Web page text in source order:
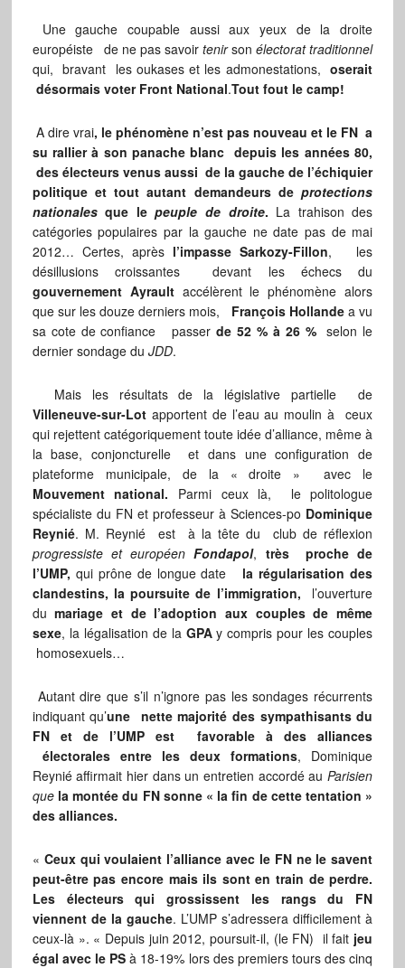
Une gauche coupable aussi aux yeux de la droite
européiste de ne pas savoir tenirsonélectorat traditionnel
qui, bravant les oukases et les admonestations,oserait
désormais voter Front National.Tout fout le camp!
A dire vrai, le phénomène n’est pas nouveau et le FN a
su rallier à son panache blanc depuis les années 80,
des électeurs venus aussi de la gauche de l’échiquier
politique et tout autant demandeurs deprotections
nationalesque lepeuple de droite. La trahison des
catégories populaires par la gauche ne date pas de mai
2012… Certes, après l’impasse Sarkozy-Fillon, les
désillusions croissantes devant les échecs du
gouvernement Ayraultaccélèrent le phénomène alors
que sur les douze derniers mois, François Hollandea vu
sa cote de confiance passerde 52 % à 26 %selon le
dernier sondage du JDD.
Mais les résultats de la législative partielle de
Villeneuve-sur-Lotapportent de l’eau au moulin à ceux
qui rejettent catégoriquement toute idée d’alliance, même à
la base, conjoncturelle et dans une configuration de
plateforme municipale, de la « droite » avec le
Mouvement national. Parmi ceux là, le politologue
spécialiste du FN et professeur à Sciences-po Dominique
Reynié. M. Reynié est à la tête du club de réflexion
progressiste et européen Fondapol, très proche de
l’UMP, qui prône de longue date la régularisation des
clandestins, la poursuite de l’immigration, l’ouverture
du mariage et de l’adoption aux couples de même
sexe, la légalisation de la GPAy compris pour les couples
homosexuels…
Autant dire que s’il n’ignore pas les sondages récurrents
indiquant qu’une nette majorité des sympathisants du
FN et de l’UMP est favorable à des alliances
électorales entre les deux formations, Dominique
Reynié affirmait hier dans un entretien accordé auParisien
que la montée du FN sonne « la fin de cette tentation »
des alliances.
« Ceux qui voulaient l’alliance avec le FN ne le savent
peut-être pas encore mais ils sont en train de perdre.
Les électeurs qui grossissent les rangs du FN
viennent de la gauche. L’UMP s’adressera difficilement à
ceux-là ». « Depuis juin 2012, poursuit-il, (le FN) il fait jeu
égal avec le PS à 18-19% lors des premiers tours des cinq